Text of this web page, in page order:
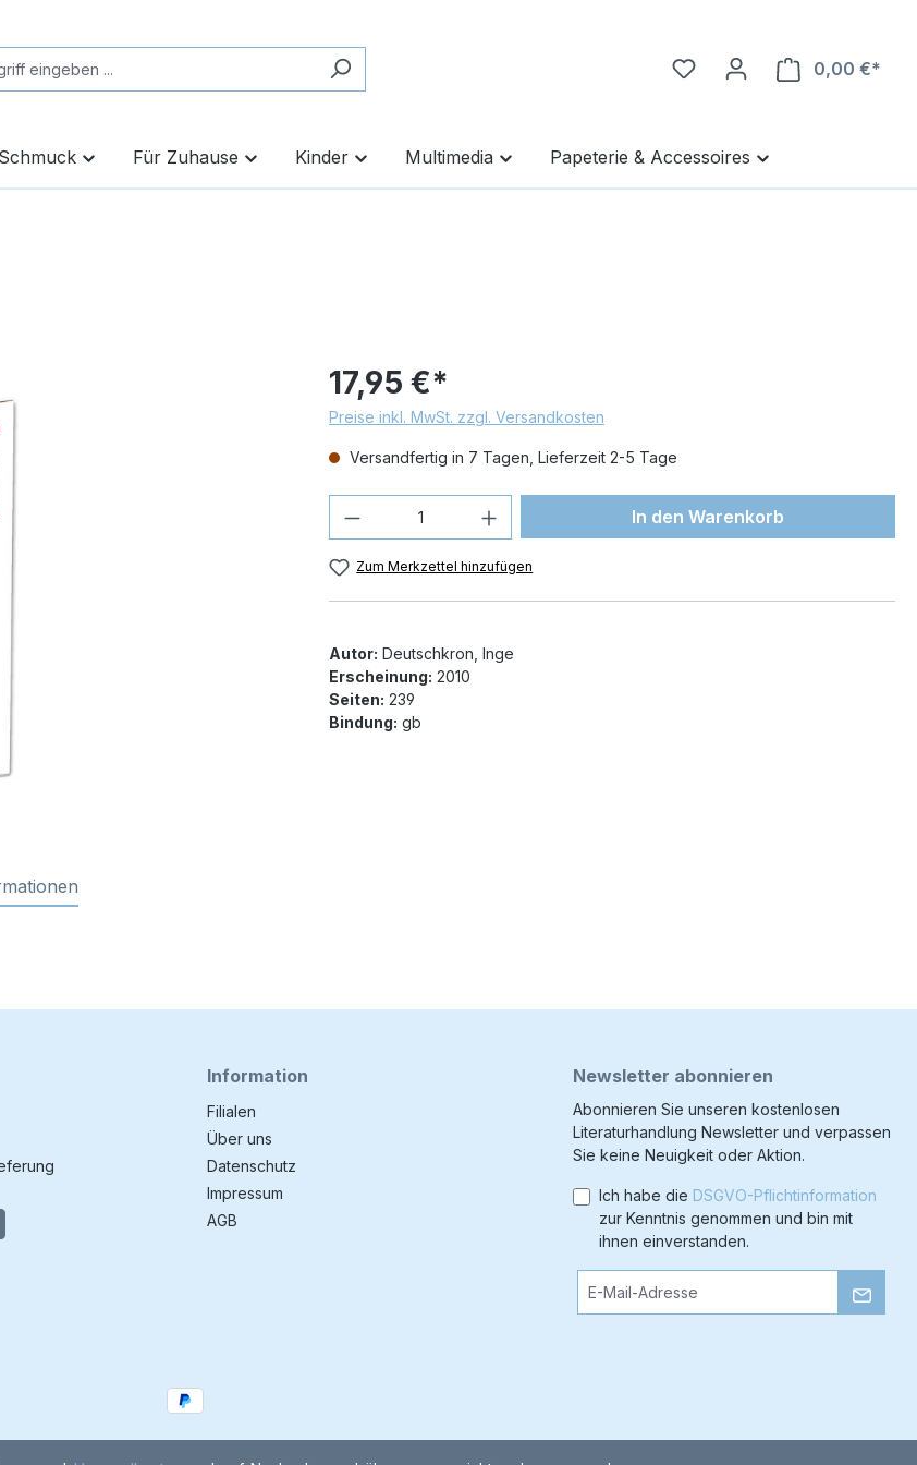
0,00 €*
Schmuck Für Zuhause Kinder Multimedia Papeterie & Accessoires
17,95 €*
Preise inkl. MwSt. zzgl. Versandkosten
Versandfertig in 7 Tagen, Lieferzeit 2-5 Tage
Produkt Anzahl: Gib den gewünschten Wert
In den Warenkorb
Zum Merkzettel hinzufügen
Autor: Deutschkron, Inge
Erscheinung: 2010
Seiten: 239
Bindung: gb
Information
Filialen
Über uns
Datenschutz
Impressum
AGB
Newsletter abonnieren
Abonnieren Sie unseren kostenlosen
Literaturhandlung Newsletter und verpassen
Sie keine Neuigkeit oder Aktion.
Ich habe die DSGVO-Pflichtinformation
zur Kenntnis genommen und bin mit
ihnen einverstanden.